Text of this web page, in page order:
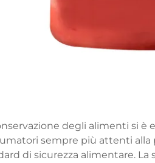
degli alimenti si
sempre più attenti alla
di sicurezza alimentare.